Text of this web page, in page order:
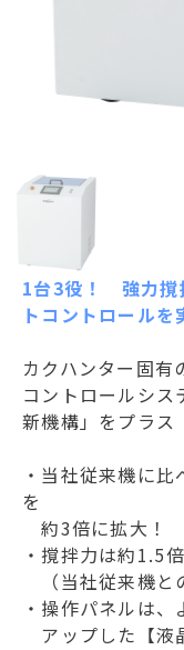
1台3役！ 強力撹
トコントロールを
カクハンター固有
コントロールシス
新機構」をプラス
・当社従来機に
を
約3倍に拡大！
・撹拌力は約1.5
（当社従来機と
・操作パネルは
アップした【液